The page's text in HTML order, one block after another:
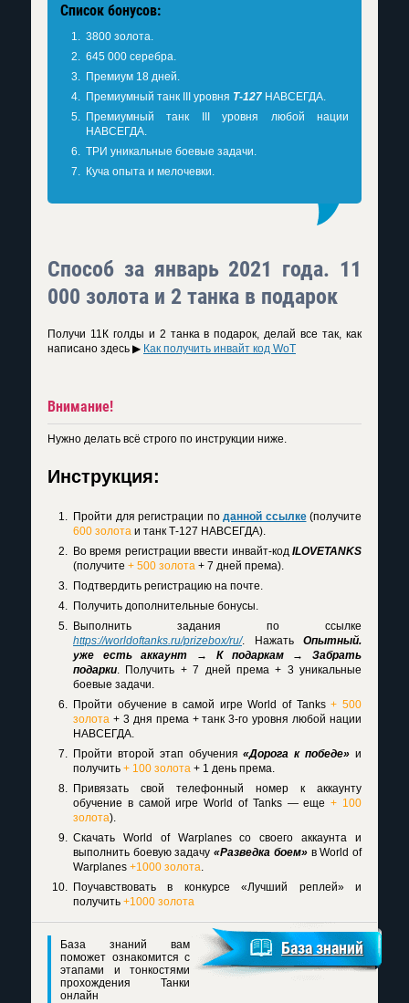
Список бонусов:
3800 золота.
645 000 серебра.
Премиум 18 дней.
Премиумный танк III уровня Т-127 НАВСЕГДА.
Премиумный танк III уровня любой нации
НАВСЕГДА.
ТРИ уникальные боевые задачи.
Куча опыта и мелочевки.
Способ за январь 2021 года. 11
000 золота и 2 танка в подарок
Получи 11К голды и 2 танка в подарок, делай все так, как
написано здесь ▶ Как получить инвайт код WoT
Внимание!
Нужно делать всё строго по инструкции ниже.
Инструкция:
Пройти для регистрации по данной ссылке(получите
600 золота и танк Т-127 НАВСЕГДА).
Во время регистрации ввести инвайт-код ILOVETANKS
(получите + 500 золота + 7 дней према).
Подтвердить регистрацию на почте.
Получить дополнительные бонусы.
Выполнить задания по ссылке
https://worldoftanks.ru/prizebox/ru/. Нажать Опытный.
уже есть аккаунт → К подаркам → Забрать
подарки . Получить + 7 дней према + 3 уникальные
боевые задачи.
Пройти обучение в самой игре World of Tanks+ 500
золота + 3 дня према + танк 3-го уровня любой нации
НАВСЕГДА.
Пройти второй этап обучения«Дорога к победе» и
получить + 100 золота + 1 день према.
Привязать свой телефонный номер к аккаунту
обучение в самой игре World of Tanks — еще+ 100
золота).
Скачать World of Warplanes со своего аккаунта и
выполнить боевую задачу«Разведка боем»в World of
Warplanes +1000 золота
Поучавствовать в конкурсе «Лучший реплей» и
получить +1000 золота
База знаний вам
поможет ознакомится с
этапами и тонкостями
прохождения Танки
онлайн
База знаний